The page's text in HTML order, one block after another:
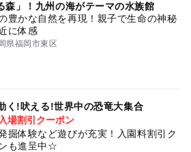
森」！九州の海がテーマの水族館
豊かな自然を再現！親子で生命の神秘
に体感
県福岡市東区
く!吠える!世界中の恐竜大集合
場割引クーポン
掘体験など遊びが充実！入園料割引ク
も進呈中☆